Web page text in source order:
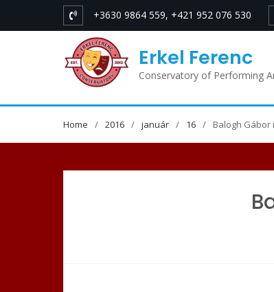
+3630 9864 559, +421 952 076 530
Erkel Ferenc
Conservatory of Performing
Home 2016 január 16 Balogh